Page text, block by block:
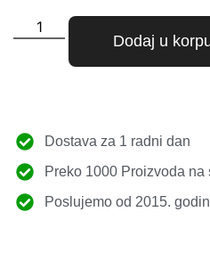
Dodaj u
Dostava za 1 radni dan
Preko 1000 Proizvoda na
Poslujemo od 2015.